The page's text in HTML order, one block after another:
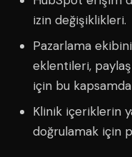
izin değişiklikleri.
Pazarlama
eklentileri,
için bu
Klinik içeriklerin
doğrulamak için